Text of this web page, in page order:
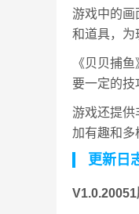
游戏中的
和道具，为
《贝贝捕
要一定的技
游戏还提
加有趣和多
更新日